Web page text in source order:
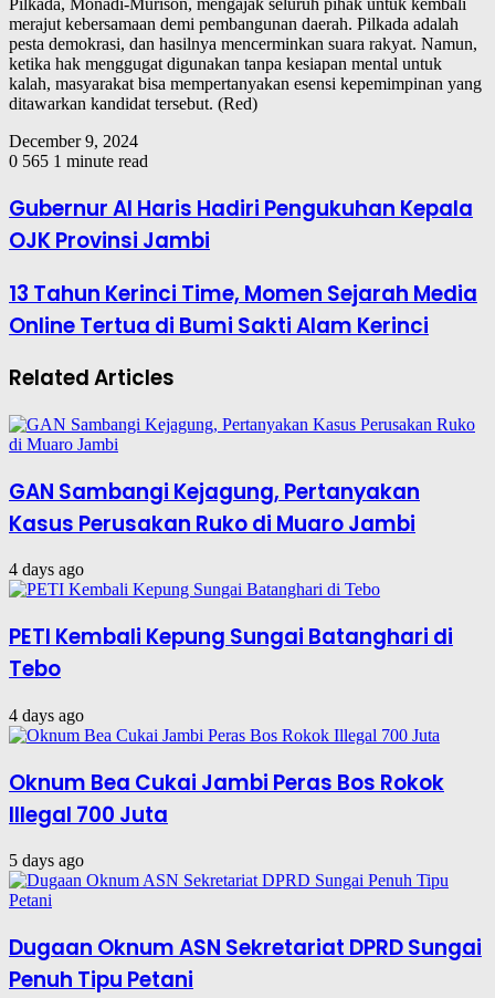
Pilkada, Monadi-Murison, mengajak seluruh pihak untuk kembali
merajut kebersamaan demi pembangunan daerah. Pilkada adalah
pesta demokrasi, dan hasilnya mencerminkan suara rakyat. Namun,
ketika hak menggugat digunakan tanpa kesiapan mental untuk
kalah, masyarakat bisa mempertanyakan esensi kepemimpinan yang
ditawarkan kandidat tersebut. (Red)
December 9, 2024
0 565 1 minute read
Gubernur Al Haris Hadiri Pengukuhan Kepala
OJK Provinsi Jambi
13 Tahun Kerinci Time, Momen Sejarah Media
Online Tertua di Bumi Sakti Alam Kerinci
Related Articles
GAN Sambangi Kejagung, Pertanyakan
Kasus Perusakan Ruko di Muaro Jambi
4 days ago
PETI Kembali Kepung Sungai Batanghari di
Tebo
4 days ago
Oknum Bea Cukai Jambi Peras Bos Rokok
Illegal 700 Juta
5 days ago
Dugaan Oknum ASN Sekretariat DPRD Sungai
Penuh Tipu Petani